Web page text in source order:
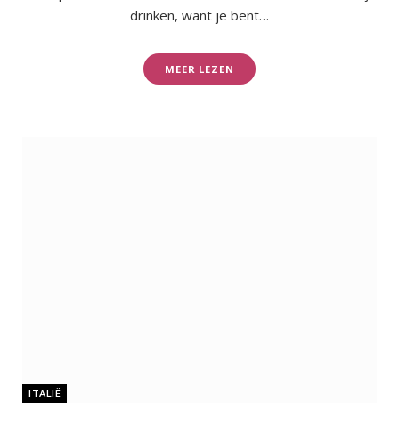
drinken, want je bent…
MEER LEZEN
ITALIË